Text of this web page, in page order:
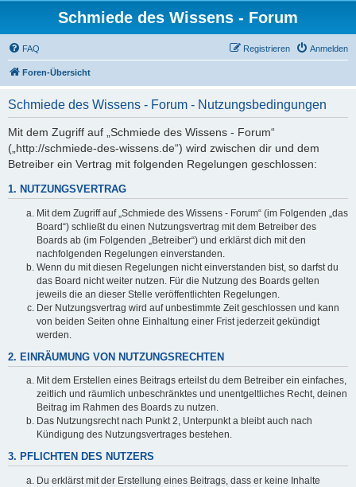
Schmiede des Wissens - Forum
FAQ Anmelden
Registrieren
Foren-Übersicht
Schmiede des Wissens - Forum - Nutzungsbedingungen
Mit dem Zugriff auf „Schmiede des Wissens - Forum“
(„http://schmiede-des-wissens.de“) wird zwischen dir und dem
Betreiber ein Vertrag mit folgenden Regelungen geschlossen:
1. NUTZUNGSVERTRAG
Mit dem Zugriff auf „Schmiede des Wissens - Forum“ (im Folgenden „das
Board“) schließt du einen Nutzungsvertrag mit dem Betreiber des
Boards ab (im Folgenden „Betreiber“) und erklärst dich mit den
nachfolgenden Regelungen einverstanden.
Wenn du mit diesen Regelungen nicht einverstanden bist, so darfst du
das Board nicht weiter nutzen. Für die Nutzung des Boards gelten
jeweils die an dieser Stelle veröffentlichten Regelungen.
Der Nutzungsvertrag wird auf unbestimmte Zeit geschlossen und kann
von beiden Seiten ohne Einhaltung einer Frist jederzeit gekündigt
werden.
2. EINRÄUMUNG VON NUTZUNGSRECHTEN
Mit dem Erstellen eines Beitrags erteilst du dem Betreiber ein einfaches,
zeitlich und räumlich unbeschränktes und unentgeltliches Recht, deinen
Beitrag im Rahmen des Boards zu nutzen.
Das Nutzungsrecht nach Punkt 2, Unterpunkt a bleibt auch nach
Kündigung des Nutzungsvertrages bestehen.
3. PFLICHTEN DES NUTZERS
Du erklärst mit der Erstellung eines Beitrags, dass er keine Inhalte